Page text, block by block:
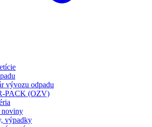
vývozu odpadu
PACK (OZV)
noviny
výpadky